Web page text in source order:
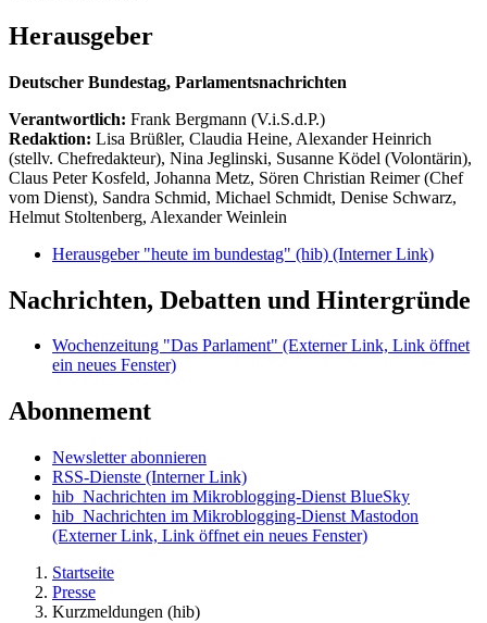
Herausgeber
Deutscher Bundestag, Parlamentsnachrichten
Verantwortlich: Frank Bergmann (V.i.S.d.P.)
Redaktion: Lisa Brüßler, Claudia Heine, Alexander Heinrich
(stellv. Chefredakteur), Nina Jeglinski, Susanne Ködel (Volontärin),
Claus Peter Kosfeld, Johanna Metz, Sören Christian Reimer (Chef
vom Dienst), Sandra Schmid, Michael Schmidt, Denise Schwarz,
Helmut Stoltenberg, Alexander Weinlein
Herausgeber "heute im bundestag" (hib) (Interner Link)
Nachrichten, Debatten und Hintergründe
Wochenzeitung "Das Parlament" (Externer Link, Link öffnet
ein neues Fenster)
Abonnement
Newsletter abonnieren
RSS-Dienste (Interner Link)
hib_Nachrichten im Mikroblogging-Dienst BlueSky
hib_Nachrichten im Mikroblogging-Dienst Mastodon
(Externer Link, Link öffnet ein neues Fenster)
Startseite
Presse
Kurzmeldungen (hib)